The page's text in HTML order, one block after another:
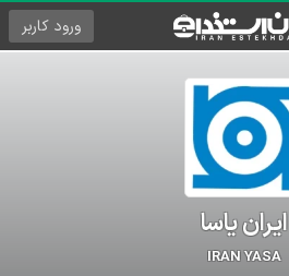
ورود کاربر
ایران یاسا
IRAN YASA